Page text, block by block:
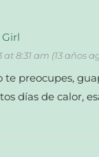
at 8:31 am (13 años
te preocupes,
días de calor,